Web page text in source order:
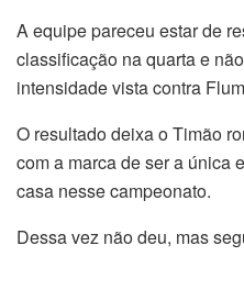
A equipe pareceu estar de
classificação na quarta e
intensidade vista contra
O resultado deixa o Timão
com a marca de ser a única
casa nesse campeonato.
Dessa vez não deu, mas